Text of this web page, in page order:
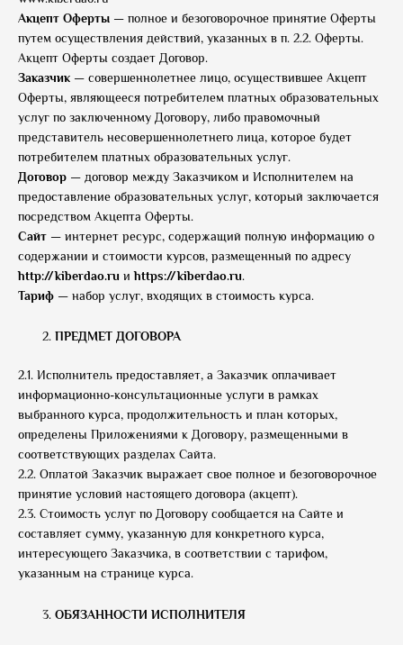
Акцепт Оферты — полное и безоговорочное принятие Оферты
путем осуществления действий, указанных в п. 2.2. Оферты.
Акцепт Оферты создает Договор.
Заказчик — совершеннолетнее лицо, осуществившее Акцепт
Оферты, являющееся потребителем платных образовательных
услуг по заключенному Договору, либо правомочный
представитель несовершеннолетнего лица, которое будет
потребителем платных образовательных услуг.
Договор — договор между Заказчиком и Исполнителем на
предоставление образовательных услуг, который заключается
посредством Акцепта Оферты.
Сайт — интернет ресурс, содержащий полную информацию о
cодержании и стоимости курсов, размещенный по адресу
http://kiberdao.ru иhttps://kiberdao.ru.
Тариф — набор услуг, входящих в стоимость курса.
ПРЕДМЕТ ДОГОВОРА
2.1. Исполнитель предоставляет, а Заказчик оплачивает
информационно-консультационные услуги в рамках
выбранного курса, продолжительность и план которых,
определены Приложениями к Договору, размещенными в
соответствующих разделах Сайта.
2.2. Оплатой Заказчик выражает свое полное и безоговорочное
принятие условий настоящего договора (акцепт).
2.3. Стоимость услуг по Договору сообщается на Сайте и
составляет сумму, указанную для конкретного курса,
интересующего Заказчика, в соответствии с тарифом,
указанным на странице курса.
ОБЯЗАННОСТИ ИСПОЛНИТЕЛЯ